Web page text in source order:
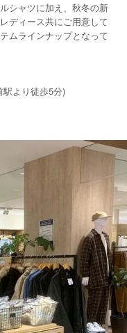
シャツに加え、秋冬の新
ディース共にご用意して
ムラインナップとなって
より徒歩5分)